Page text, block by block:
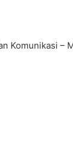
Komunikasi –